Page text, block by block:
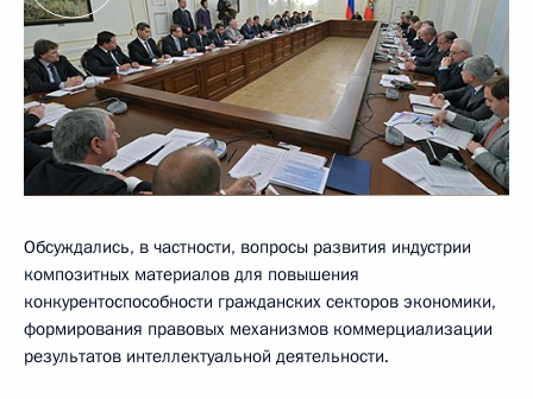
Обсуждались, в частности, вопросы развития индустрии
композитных материалов для повышения
конкурентоспособности гражданских секторов экономики,
формирования правовых механизмов коммерциализации
результатов интеллектуальной деятельности.